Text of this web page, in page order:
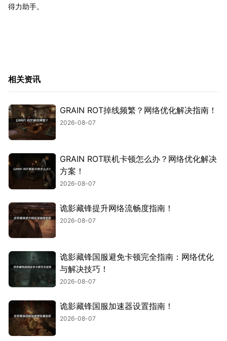
得力助手。
相关资讯
GRAIN ROT掉线频繁？网络优化解决指南！
2026-08-07
GRAIN ROT联机卡顿怎么办？网络优化解决
方案！
2026-08-07
诡影藏锋提升网络流畅度指南！
2026-08-07
诡影藏锋国服避免卡顿完全指南：网络优化
与解决技巧！
2026-08-07
诡影藏锋国服加速器设置指南！
2026-08-07